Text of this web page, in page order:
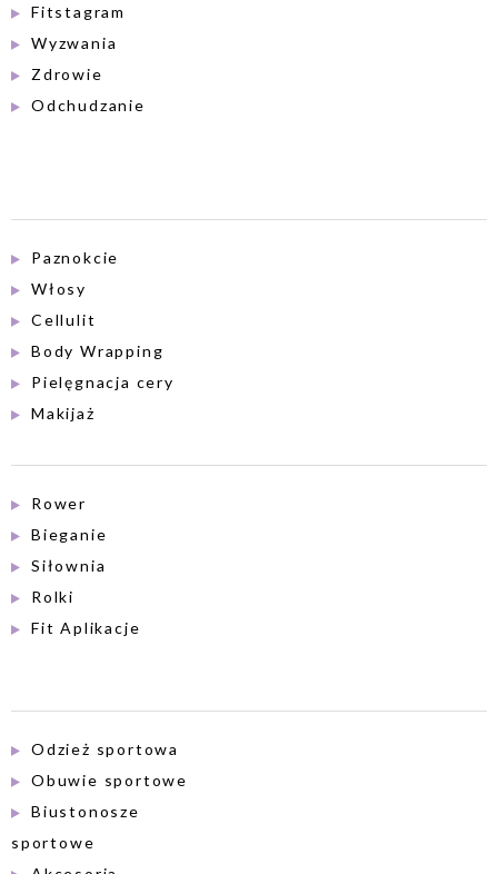
Fitstagram
Wyzwania
Zdrowie
Odchudzanie
Paznokcie
Włosy
Cellulit
Body Wrapping
Pielęgnacja cery
Makijaż
Rower
Bieganie
Siłownia
Rolki
Fit Aplikacje
Odzież sportowa
Obuwie sportowe
Biustonosze
sportowe